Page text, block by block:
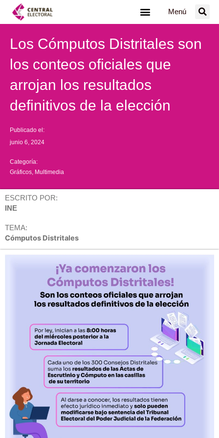
Menú
Los Cómputos Distritales son
los conteos oficiales que
arrojan los resultados
definitivos de la elección
Publicado el:
junio 6, 2024
Categoría:
Gráficos Multimedia
ESCRITO POR:
INE
TEMA:
Cómputos Distritales